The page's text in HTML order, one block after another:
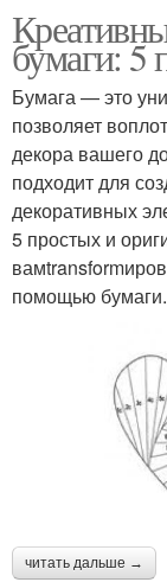
бумаги: 5
Бумага — это
позволяет
декора вашего
подходит для
декоративных
5 простых и
помощью бумаги.
читать дальше →